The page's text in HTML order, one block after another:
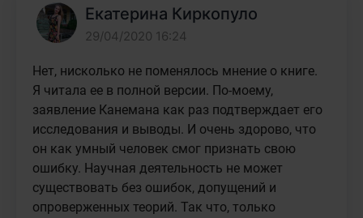
Екатерина Киркопуло
29/04/2020 16:24
Нет, нисколько не поменялось мнение о книге.
Я читала ее в полной версии. По-моему,
заявление Канемана как раз подтверждает его
исследования и выводы. И очень здорово, что
он как умный человек смог признать свою
ошибку. Научная деятельность не может
существовать без ошибок, допущений и
опроверженных теорий. Так что, только